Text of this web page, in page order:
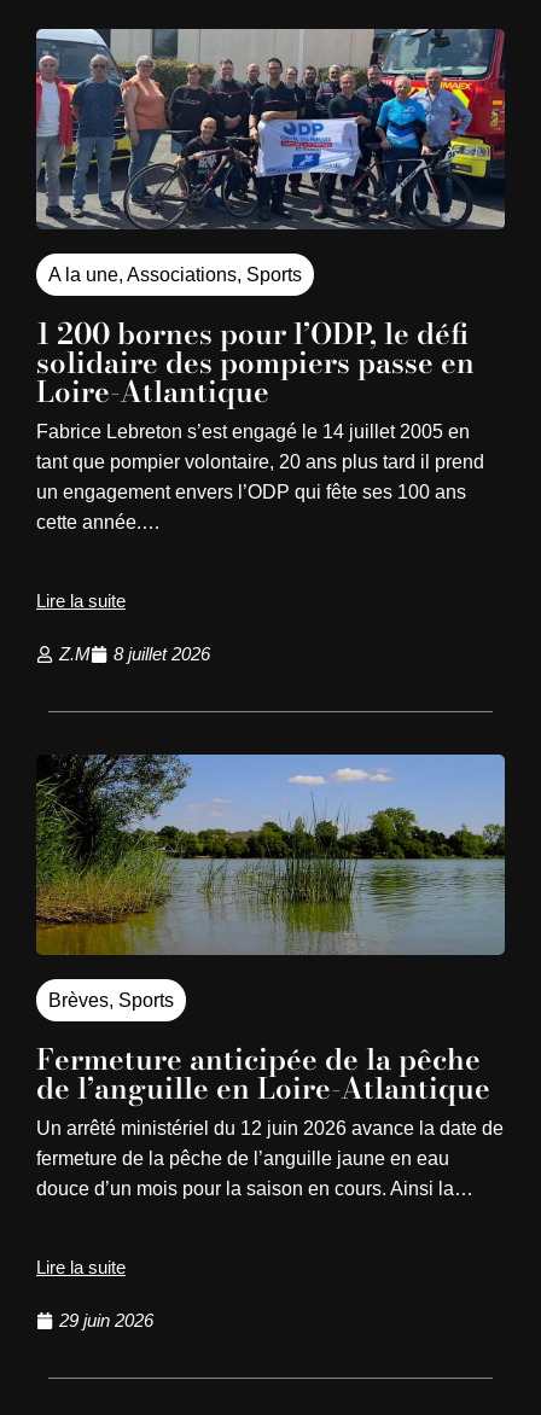
A la une, Associations, Sports
1 200 bornes pour l’ODP, le défi
solidaire des pompiers passe en
Loire-Atlantique
Fabrice Lebreton s’est engagé le 14 juillet 2005 en
tant que pompier volontaire, 20 ans plus tard il prend
un engagement envers l’ODP qui fête ses 100 ans
cette année.…
Lire la suite
Z.M 8 juillet 2026
Brèves, Sports
Fermeture anticipée de la pêche
de l’anguille en Loire-Atlantique
Un arrêté ministériel du 12 juin 2026 avance la date de
fermeture de la pêche de l’anguille jaune en eau
douce d’un mois pour la saison en cours. Ainsi la…
Lire la suite
29 juin 2026